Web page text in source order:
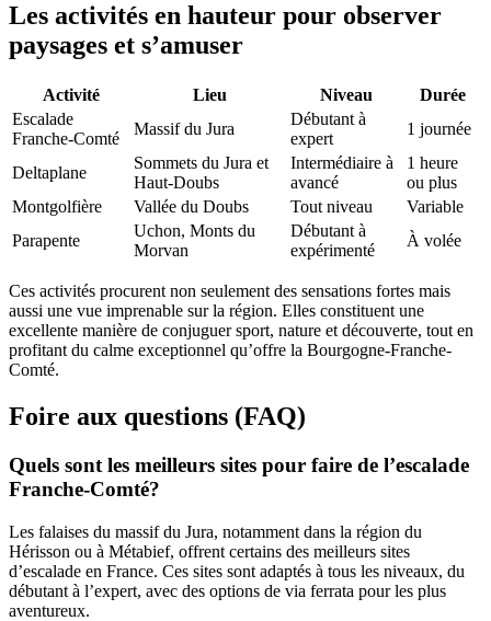
Les activités en hauteur pour observer
paysages et s’amuser
Activité Lieu Niveau
Durée
Escalade
Franche-Comté
Massif du Jura
Débutant à
expert
1 journée
Deltaplane
Sommets du Jura et
Haut-Doubs
Intermédiaire à
avancé
1 heure
ou plus
Montgolfière
Vallée du Doubs Tout niveau
Variable
Parapente
Uchon, Monts du
Morvan
Débutant à
expérimenté
À volée
Ces activités procurent non seulement des sensations fortes mais
aussi une vue imprenable sur la région. Elles constituent une
excellente manière de conjuguer sport, nature et découverte, tout en
profitant du calme exceptionnel qu’offre la Bourgogne-Franche-
Comté.
Foire aux questions (FAQ)
Quels sont les meilleurs sites pour faire de l’escalade
Franche-Comté?
Les falaises du massif du Jura, notamment dans la région du
Hérisson ou à Métabief, offrent certains des meilleurs sites
d’escalade en France. Ces sites sont adaptés à tous les niveaux, du
débutant à l’expert, avec des options de via ferrata pour les plus
aventureux.